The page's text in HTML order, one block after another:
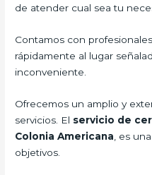
de atender cual sea tu
Contamos con
rápidamente al lugar
inconveniente.
Ofrecemos un amplio y
servicios. El servicio de
Colonia Americana , es
objetivos.